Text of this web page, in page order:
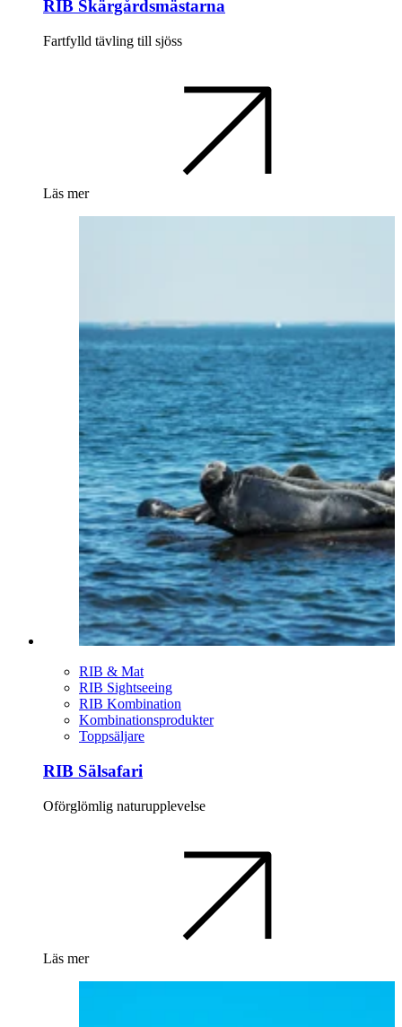
RIB Skärgårdsmästarna
Fartfylld tävling till sjöss
Läs mer
RIB & Mat
RIB Sightseeing
RIB Kombination
Kombinationsprodukter
Toppsäljare
RIB Sälsafari
Oförglömlig naturupplevelse
Läs mer